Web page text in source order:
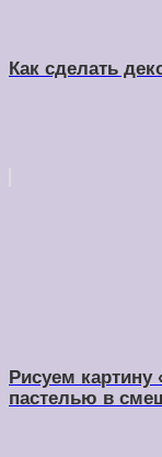
Как сделать
Рисуем
пастелью в